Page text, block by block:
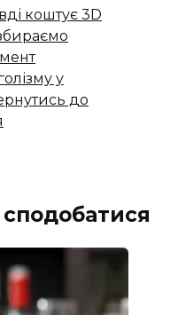
коштує 3D
у
до